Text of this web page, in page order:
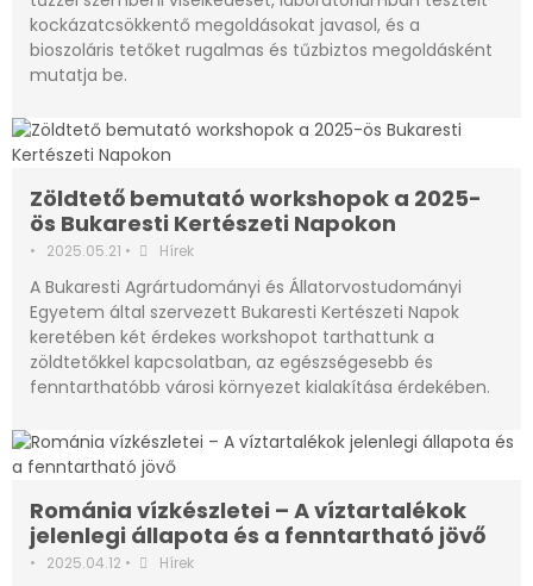
kockázatcsökkentő megoldásokat javasol, és a
bioszoláris tetőket rugalmas és tűzbiztos megoldásként
mutatja be.
Zöldtető bemutató workshopok a 2025-
ös Bukaresti Kertészeti Napokon
• 2025.05.21 • Hírek
A Bukaresti Agrártudományi és Állatorvostudományi
Egyetem által szervezett Bukaresti Kertészeti Napok
keretében két érdekes workshopot tarthattunk a
zöldtetőkkel kapcsolatban, az egészségesebb és
fenntarthatóbb városi környezet kialakítása érdekében.
Románia vízkészletei – A víztartalékok
jelenlegi állapota és a fenntartható jövő
• 2025.04.12 • Hírek